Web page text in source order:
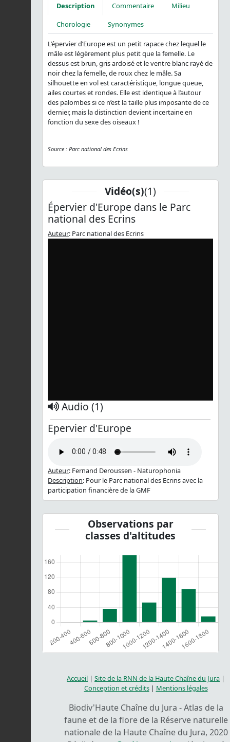
Description Commentaire
Milieu
Chorologie
Synonymes
L’épervier d’Europe est un petit rapace chez lequel le
mâle est légèrement plus petit que la femelle. Le
dessus est brun, gris ardoisé et le ventre blanc rayé de
noir chez la femelle, de roux chez le mâle. Sa
silhouette en vol est caractéristique, longue queue,
ailes courtes et rondes. Elle est identique à l’autour
des palombes si ce n’est la taille plus imposante de ce
dernier, mais la distinction devient incertaine en
fonction du sexe des oiseaux !
Source : Parc national des Ecrins
Vidéo(s)(1)
Épervier d'Europe dans le Parc
national des Ecrins
Auteur: Parc national des Ecrins
Audio (1)
Epervier d'Europe
Auteur: Fernand Deroussen - Naturophonia
Description: Pour le Parc national des Ecrins avec la
participation financière de la GMF
Observations par
classes d'altitudes
Accueil | Site de la RNN de la Haute Chaîne du Jura |
Conception et crédits| Mentions légales
Biodiv'Haute Chaîne du Jura - Atlas de la
faune et de la flore de la Réserve naturelle
nationale de la Haute Chaîne du Jura, 2020